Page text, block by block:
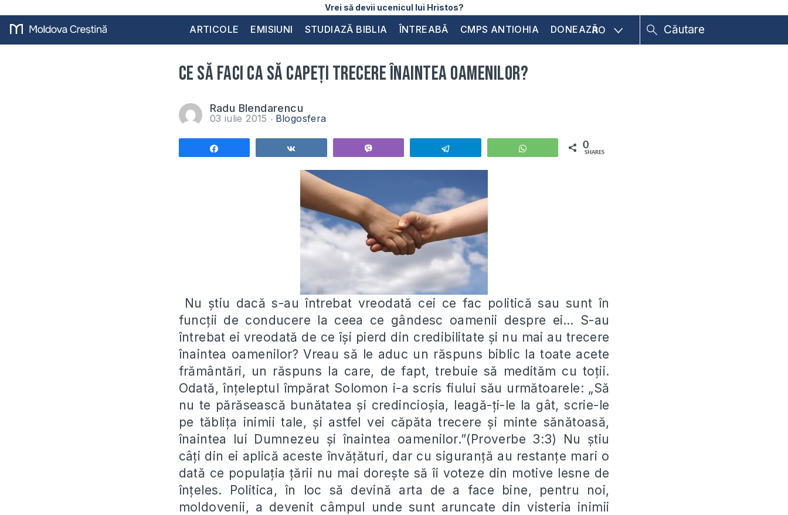
Vrei să devii ucenicul lui Hristos?
ARTICOLE EMISIUNI STUDIAZĂ BIBLIA ÎNTREABĂ CMPS ANTIOHIA DONEAZĂRO
Ce să faci ca să capeți trecere înaintea oamenilor?
Radu Blendarencu
03 iulie 2015 Blogosfera
WhatsApp 0
SHARES
Nu știu dacă s-au întrebat vreodată cei ce fac politică sau sunt în
funcții de conducere la ceea ce gândesc oamenii despre ei… S-au
întrebat ei vreodată de ce își pierd din credibilitate și nu mai au trecere
înaintea oamenilor? Vreau să le aduc un răspuns biblic la toate acete
frământări, un răspuns la care, de fapt, trebuie să medităm cu toții.
Odată, înțeleptul împărat Solomon i-a scris fiului său următoarele: „Să
nu te părăsească bunătatea și credincioșia, leagă-ți-le la gât, scrie-le
pe tăblița inimii tale, și astfel vei căpăta trecere și minte sănătoasă,
înaintea lui Dumnezeu și înaintea oamenilor.”(Proverbe 3:3) Nu știu
câți din ei aplică aceste învățături, dar cu siguranță au restanțe mari o
dată ce populațiațării nu mai dorește să îi voteze din motive lesne de
înțeles. Politica, în loc să devină arta de a face bine, pentru noi,
moldovenii, a devenit câmpul unde sunt aruncate din visteria inimii